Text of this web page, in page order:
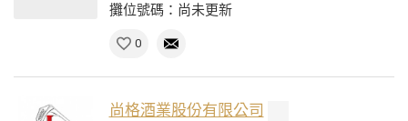
攤位號碼：尚未更新
0
尚格酒業股份有限公司